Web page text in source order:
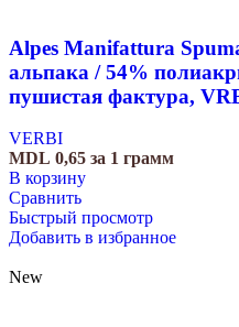
Alpes Manifattura
альпака / 54%
пушистая фактура,
VERBI
MDL 0,65 за 1 грамм
В корзину
Сравнить
Быстрый просмотр
Добавить в избранное
New